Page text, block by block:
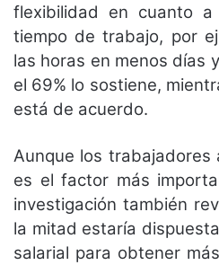
flexibilidad en cuanto
tiempo de trabajo, por
las horas en menos días
el 69% lo sostiene,
está de acuerdo.
Aunque los trabajadores
es el factor más
investigación también
la mitad estaría
salarial para obtener